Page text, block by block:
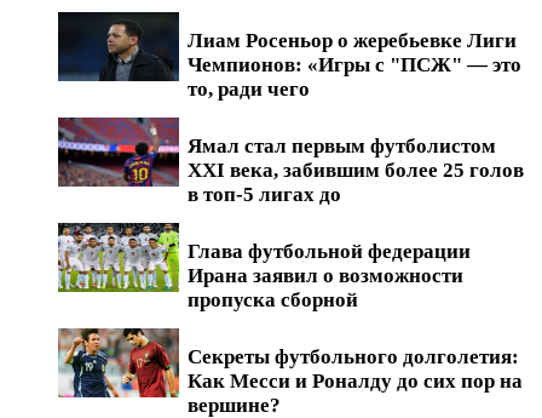
Лиам Росеньор о жеребьевке Лиги
Чемпионов: «Игры с "ПСЖ" — это
то, ради чего
Ямал стал первым футболистом
XXI века, забившим более 25 голов
в топ-5 лигах до
Глава футбольной федерации
Ирана заявил о возможности
пропуска сборной
Секреты футбольного долголетия:
Как Месси и Роналду до сих пор на
вершине?